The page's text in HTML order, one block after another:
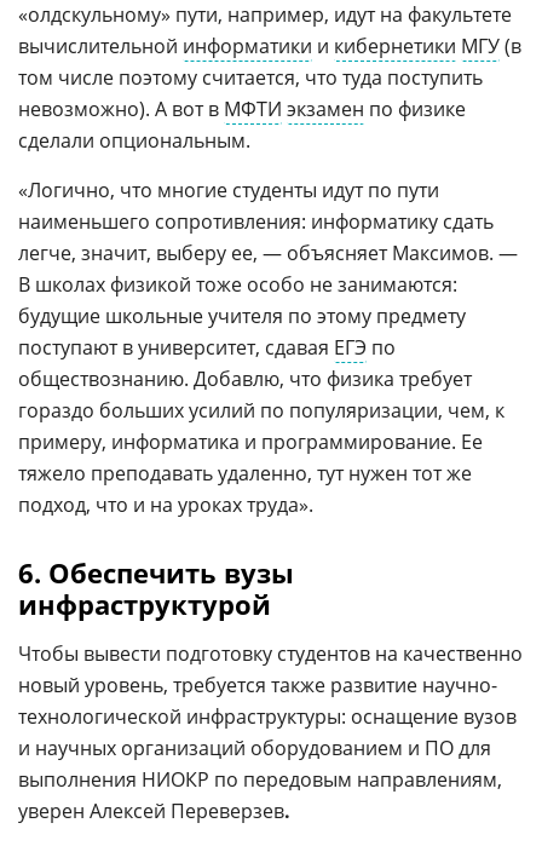
«олдскульному» пути, например, идут на факультете
вычислительной информатики и кибернетики МГУ(в
том числе поэтому считается, что туда поступить
невозможно). А вот в МФТИ экзамен по физике
сделали опциональным.
«Логично, что многие студенты идут по пути
наименьшего сопротивления: информатику сдать
легче, значит, выберу ее, — объясняет Максимов. —
В школах физикой тоже особо не занимаются:
будущие школьные учителя по этому предмету
поступают в университет, сдавая ЕГЭ по
обществознанию. Добавлю, что физика требует
гораздо больших усилий по популяризации, чем, к
примеру, информатика и программирование. Ее
тяжело преподавать удаленно, тут нужен тот же
подход, что и на уроках труда».
6. Обеспечить вузы
инфраструктурой
Чтобы вывести подготовку студентов на качественно
новый уровень, требуется также развитие научно-
технологической инфраструктуры: оснащение вузов
и научных организаций оборудованием и ПО для
выполнения НИОКР по передовым направлениям,
уверен Алексей Переверзев.